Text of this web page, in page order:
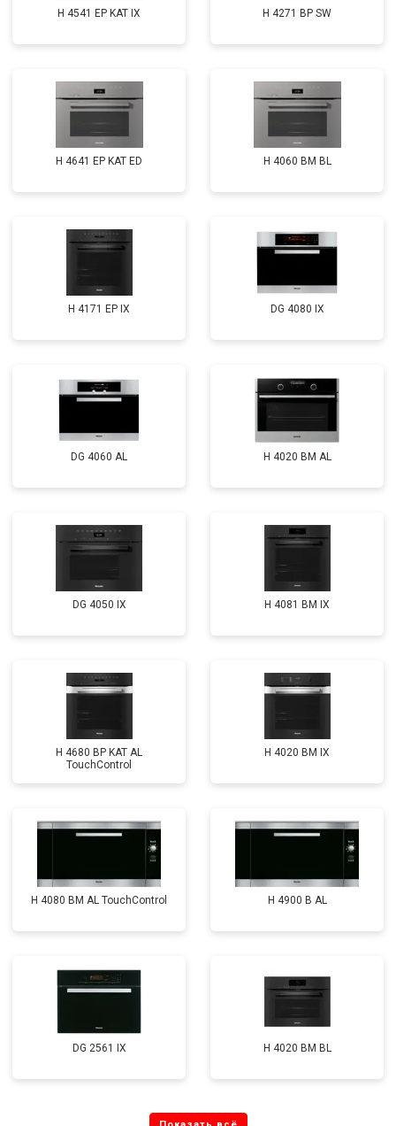
H 4541 EP KAT IX H 4271 BP SW
H 4641 EP KAT ED H 4060 BM BL
H 4171 EP IX DG 4080 IX
DG 4060 AL H 4020 BM AL
DG 4050 IX H 4081 ВМ IX
H 4680 BP KAT AL
TouchControl
H 4020 BM IX
H 4080 BM AL TouchControl H 4900 B AL
DG 2561 IX H 4020 BM BL